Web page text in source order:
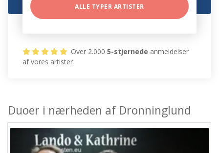
ALLE TYPER ARTISTER
Over 2.0005-stjernede anmeldelser
af vores artister
Duoer i nærheden af Dronninglund